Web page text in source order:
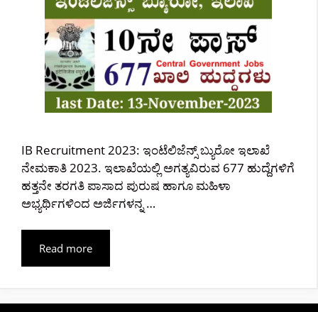
IB Recruitment 2023: ಇಂಟೆಲಿಜೆನ್ಸ್ ಬ್ಯುರೋ ಇಲಾಖೆ
ನೇಮಕಾತಿ 2023. ಇಲಾಖೆಯಲ್ಲಿ ಅಗತ್ಯವಿರುವ 677 ಹುದ್ದೆಗಳಿಗೆ
ಹತ್ತನೇ ತರಗತಿ ಪಾಸಾದ ಪುರುಷ ಹಾಗೂ ಮಹಿಳಾ
ಅಭ್ಯರ್ಥಿಗಳಿಂದ ಅರ್ಜಿಗಳನ್ನ …
Read more